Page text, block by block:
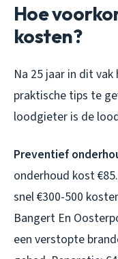
Hoe
kosten?
Na 25 jaar in dit
praktische tips te
loodgieter is de
Preventief
onderhoud kost
snel €300-500
Bangert En
een verstopte